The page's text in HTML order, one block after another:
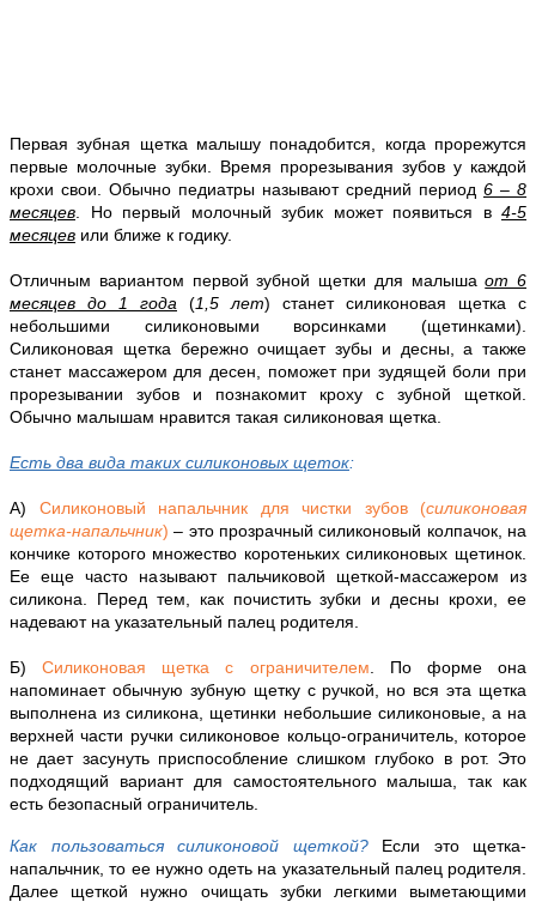
Первая зубная щетка малышу понадобится, когда прорежутся
первые молочные зубки. Время прорезывания зубов у каждой
крохи свои. Обычно педиатры называют средний период 6 – 8
месяцев . Но первый молочный зубик может появиться в 4-5
месяцев или ближе к годику.
Отличным вариантом первой зубной щетки для малышаот 6
месяцев до 1 года (1,5 лет) станет силиконовая щетка с
небольшими силиконовыми ворсинками (щетинками).
Силиконовая щетка бережно очищает зубы и десны, а также
станет массажером для десен, поможет при зудящей боли при
прорезывании зубов и познакомит кроху с зубной щеткой.
Обычно малышам нравится такая силиконовая щетка.
Есть два вида таких силиконовых щеток:
А) Силиконовый напальчник для чистки зубов (силиконовая
щетка-напальчник) – это прозрачный силиконовый колпачок, на
кончике которого множество коротеньких силиконовых щетинок.
Ее еще часто называют пальчиковой щеткой-массажером из
силикона. Перед тем, как почистить зубки и десны крохи, ее
надевают на указательный палец родителя.
Б)Силиконовая щетка с ограничителем . По форме она
напоминает обычную зубную щетку с ручкой, но вся эта щетка
выполнена из силикона, щетинки небольшие силиконовые, а на
верхней части ручки силиконовое кольцо-ограничитель, которое
не дает засунуть приспособление слишком глубоко в рот. Это
подходящий вариант для самостоятельного малыша, так как
есть безопасный ограничитель.
Как пользоваться силиконовой щеткой?Если это щетка-
напальчник, то ее нужно одеть на указательный палец родителя.
Далее щеткой нужно очищать зубки легкими выметающими